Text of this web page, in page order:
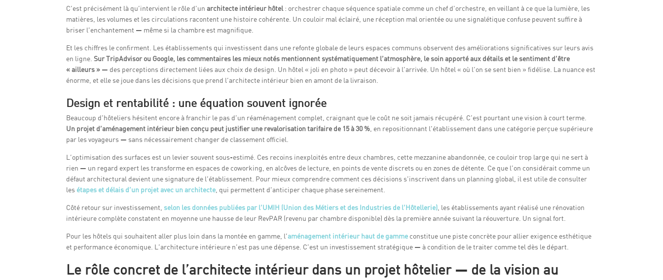
C’est précisément là qu’intervient le rôle d’unarchitecte intérieur hôtel : orchestrer chaque séquence spatiale comme un chef d’orchestre, en veillant à ce que la lumière, les
matières, les volumes et les circulations racontent une histoire cohérente. Un couloir mal éclairé, une réception mal orientée ou une signalétique confuse peuvent suffire à
briser l’enchantement — même si la chambre est magnifique.
Et les chiffres le confirment. Les établissements qui investissent dans une refonte globale de leurs espaces communs observent des améliorations significatives sur leurs avis
en ligne. Sur TripAdvisor ou Google, les commentaires les mieux notés mentionnent systématiquement l’atmosphère, le soin apporté aux détails et le sentiment d’être
« ailleurs » — des perceptions directement liées aux choix de design. Un hôtel « joli en photo » peut décevoir à l’arrivée. Un hôtel « où l’on se sent bien » fidélise. La nuance est
énorme, et elle se joue dans les décisions que prend l’architecte intérieur bien en amont de la livraison.
Design et rentabilité : une équation souvent ignorée
Beaucoup d’hôteliers hésitent encore à franchir le pas d’un réaménagement complet, craignant que le coût ne soit jamais récupéré. C’est pourtant une vision à court terme.
Un projet d’aménagement intérieur bien conçu peut justifier une revalorisation tarifaire de 15 à 30 % , en repositionnant l’établissement dans une catégorie perçue supérieure
par les voyageurs — sans nécessairement changer de classement officiel.
L’optimisation des surfaces est un levier souvent sous-estimé. Ces recoins inexploités entre deux chambres, cette mezzanine abandonnée, ce couloir trop large qui ne sert à
rien — un regard expert les transforme en espaces de coworking, en alcôves de lecture, en points de vente discrets ou en zones de détente. Ce que l’on considérait comme un
défaut architectural devient une signature de l’établissement. Pour mieux comprendre comment ces décisions s’inscrivent dans un planning global, il est utile de consulter
les étapes et délais d’un projet avec un architecte , qui permettent d’anticiper chaque phase sereinement.
Côté retour sur investissement, selon les données publiées par l’UMIH (Union des Métiers et des Industries de l’Hôtellerie) , les établissements ayant réalisé une rénovation
intérieure complète constatent en moyenne une hausse de leur RevPAR (revenu par chambre disponible) dès la première année suivant la réouverture. Un signal fort.
Pour les hôtels qui souhaitent aller plus loin dans la montée en gamme, l’aménagement intérieur haut de gamme constitue une piste concrète pour allier exigence esthétique
et performance économique. L’architecture intérieure n’est pas une dépense. C’est un investissement stratégique — à condition de le traiter comme tel dès le départ.
Le rôle concret de l’architecte intérieur dans un projet hôtelier — de la vision au